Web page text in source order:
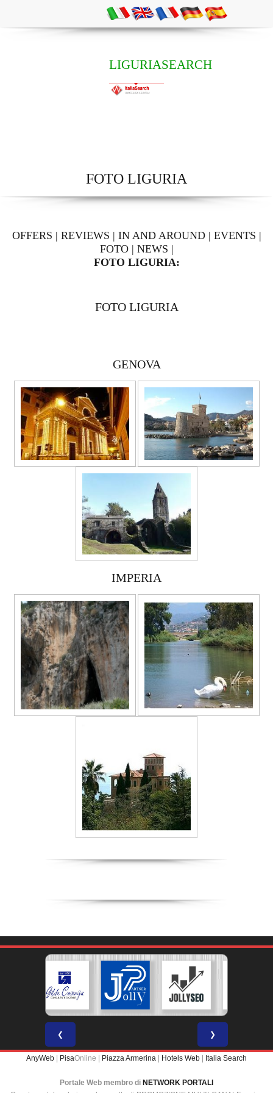
LIGURIASEARCH
FOTO LIGURIA
OFFERS | REVIEWS | IN AND AROUND| EVENTS |
FOTO| NEWS |
FOTO LIGURIA:
FOTO LIGURIA
GENOVA
IMPERIA
❮ ❯
AnyWeb PisaOnline | Piazza Armerina Hotels Web Italia Search
Portale Web membro di NETWORK PORTALI